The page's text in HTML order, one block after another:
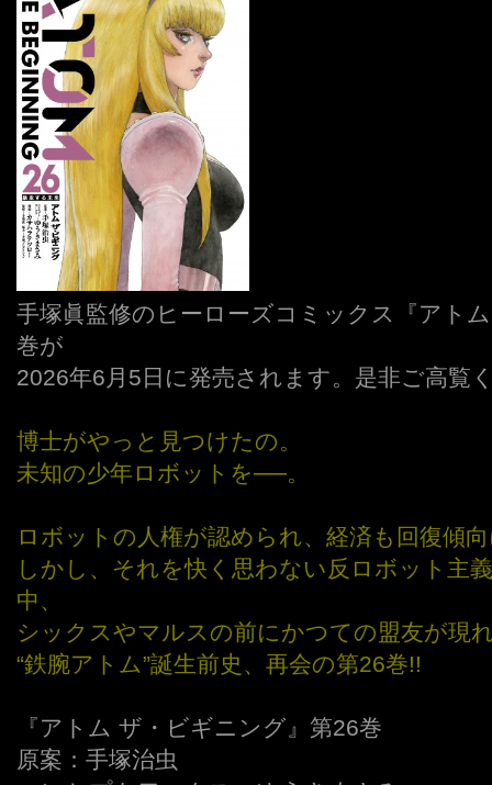
手塚眞監修のヒーローズコミックス『アト
巻が
2026年6月5日に発売されます。是非ご高覧
博士がやっと見つけたの。
未知の少年ロボットを──。
ロボットの人権が認められ、経済も回復傾
しかし、それを快く思わない反ロボット主
中、
シックスやマルスの前にかつての盟友が現
“鉄腕アトム”誕生前史、再会の第26巻!!
『アトム ザ・ビギニング』第26巻
原案：手塚治虫